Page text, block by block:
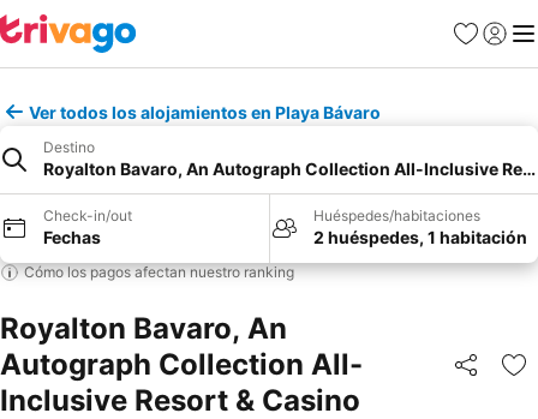
Favoritos
Iniciar
Ver todos los alojamientos en Playa Bávaro
Destino
Royalton Bavaro, An Autograph Collection All-Inclusive
Check-in/out
Fechas
Huéspedes/habitaciones
2 huéspedes, 1 habitación
Cómo los pagos afectan nuestro ranking
Royalton Bavaro, An
Autograph Collection All-
Inclusive Resort & Casino
Compartir